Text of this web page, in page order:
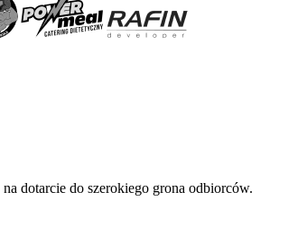
dotarcie do szerokiego grona odbiorców.